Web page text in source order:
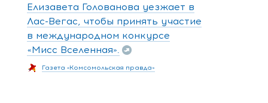
Елизавета Голованова уезжает в
Лас-Вегас, чтобы принять участие
в международном конкурсе
«Мисс Вселенная».
Газета «Комсомольская правда»